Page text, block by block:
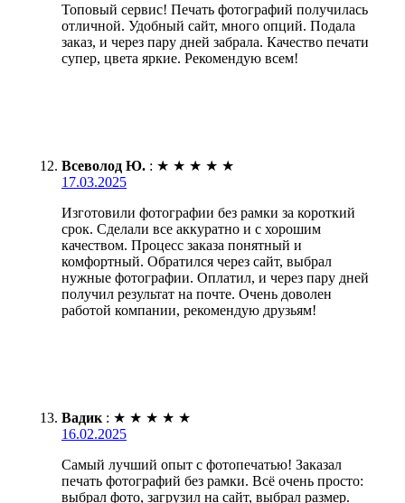
Топовый сервис! Печать фотографий получилась
отличной. Удобный сайт, много опций. Подала
заказ, и через пару дней забрала. Качество печати
супер, цвета яркие. Рекомендую всем!
Всеволод Ю. : ★ ★ ★ ★ ★
17.03.2025
Изготовили фотографии без рамки за короткий
срок. Сделали все аккуратно и с хорошим
качеством. Процесс заказа понятный и
комфортный. Обратился через сайт, выбрал
нужные фотографии. Оплатил, и через пару дней
получил результат на почте. Очень доволен
работой компании, рекомендую друзьям!
Вадик : ★ ★ ★ ★ ★
16.02.2025
Самый лучший опыт с фотопечатью! Заказал
печать фотографий без рамки. Всё очень просто:
выбрал фото, загрузил на сайт, выбрал размер.